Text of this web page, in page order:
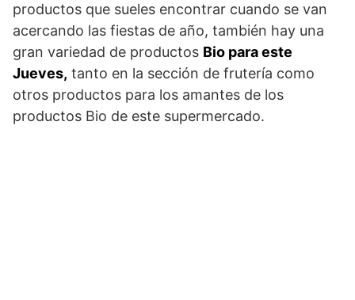
productos que sueles encontrar cuando se van
acercando las fiestas de año, también hay una
gran variedad de productos Bio para este
Jueves, tanto en la sección de frutería como
otros productos para los amantes de los
productos Bio de este supermercado.